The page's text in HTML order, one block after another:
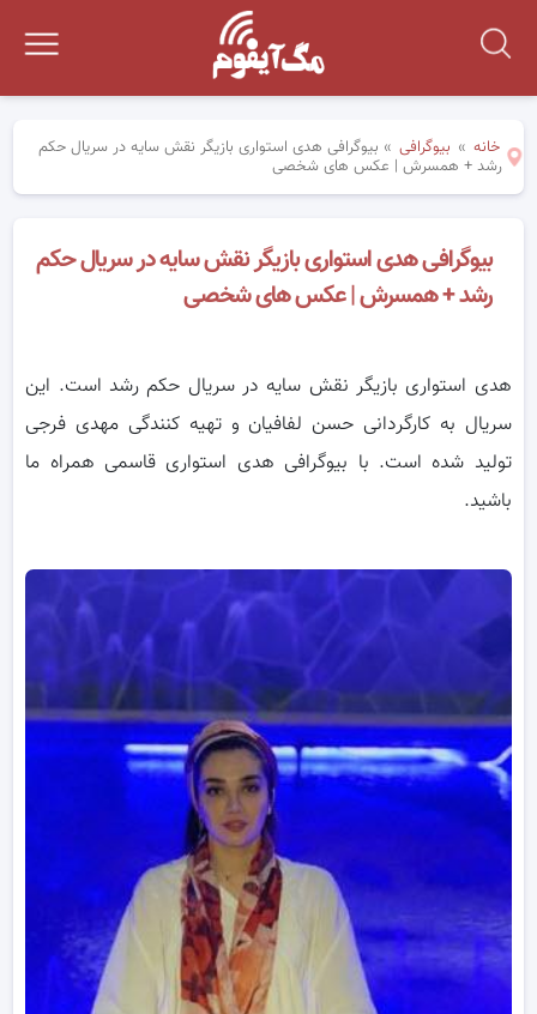
خانه » بیوگرافی » بیوگرافی هدی استواری بازیگر نقش سایه در سریال حکم
رشد + همسرش | عکس های شخصی
بیوگرافی هدی استواری بازیگر نقش سایه در سریال حکم
رشد + همسرش | عکس های شخصی
هدی استواری بازیگر نقش سایه در سریال حکم رشد است. این
سریال به کارگردانی حسن لفافیان و تهیه کنندگی مهدی فرجی
تولید شده است. با بیوگرافی هدی استواری قاسمی همراه ما
باشید.